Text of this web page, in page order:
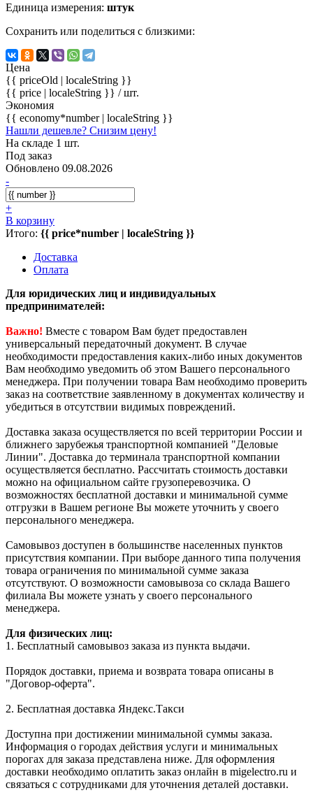
Единица измерения: штук
Сохранить или поделиться с близкими:
Цена
{{ priceOld | localeString }}
{{ price | localeString }} / шт.
Экономия
{{ economy*number | localeString }}
Нашли дешевле? Снизим цену!
На складе 1 шт.
Под заказ
Обновлено 09.08.2026
-
+
В корзину
Итого: {{ price*number | localeString }}
Доставка
Оплата
Для юридических лиц и индивидуальных
предпринимателей:
Важно! Вместе с товаром Вам будет предоставлен
универсальный передаточный документ. В случае
необходимости предоставления каких-либо иных документов
Вам необходимо уведомить об этом Вашего персонального
менеджера. При получении товара Вам необходимо проверить
заказ на соответствие заявленному в документах количеству и
убедиться в отсутствии видимых повреждений.
Доставка заказа осуществляется по всей территории России и
ближнего зарубежья транспортной компанией "Деловые
Линии". Доставка до терминала транспортной компании
осуществляется бесплатно. Рассчитать стоимость доставки
можно на официальном сайте грузоперевозчика. О
возможностях бесплатной доставки и минимальной сумме
отгрузки в Вашем регионе Вы можете уточнить у своего
персонального менеджера.
Самовывоз доступен в большинстве населенных пунктов
присутствия компании. При выборе данного типа получения
товара ограничения по минимальной сумме заказа
отсутствуют. О возможности самовывоза со склада Вашего
филиала Вы можете узнать у своего персонального
менеджера.
Для физических лиц:
1. Бесплатный самовывоз заказа из пункта выдачи.
Порядок доставки, приема и возврата товара описаны в
"Договор-оферта".
2. Бесплатная доставка Яндекс.Такси
Доступна при достижении минимальной суммы заказа.
Информация о городах действия услуги и минимальных
порогах для заказа представлена ниже. Для оформления
доставки необходимо оплатить заказ онлайн в migelectro.ru и
связаться с сотрудниками для уточнения деталей доставки.